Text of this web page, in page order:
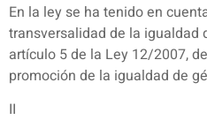
En la ley se ha tenido en
transversalidad de la igualdad
artículo 5 de la Ley 12/2007,
promoción de la igualdad de
II